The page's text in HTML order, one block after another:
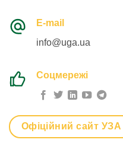
E-mail
info@uga.ua
Соцмережі
Офіційний сайт УЗА